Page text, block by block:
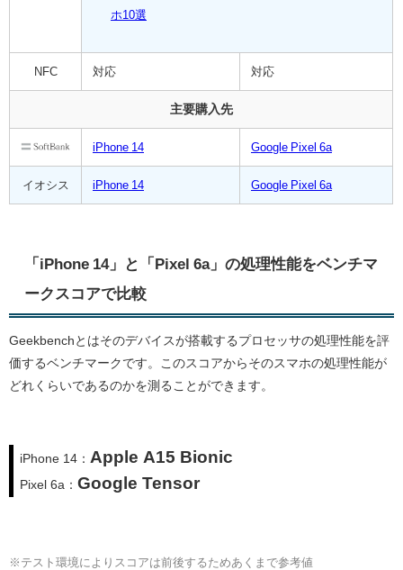
ホ10選
NFC 対応 対応
主要購入先
iPhone 14 Google Pixel 6a
イオシス iPhone 14 Google Pixel 6a
「iPhone 14」と「Pixel 6a」の処理性能をベンチマ
ークスコアで比較
Geekbenchとはそのデバイスが搭載するプロセッサの処理性能を評
価するベンチマークです。このスコアからそのスマホの処理性能が
どれくらいであるのかを測ることができます。
iPhone 14： Apple A15 Bionic
Pixel 6a： Google Tensor
※テスト環境によりスコアは前後するためあくまで参考値